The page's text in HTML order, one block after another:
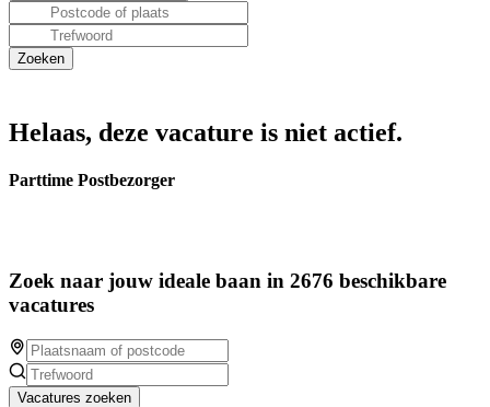
Helaas, deze vacature is niet actief.
Parttime Postbezorger
Zoek naar jouw ideale baan in 2676 beschikbare
vacatures
Vacatures zoeken